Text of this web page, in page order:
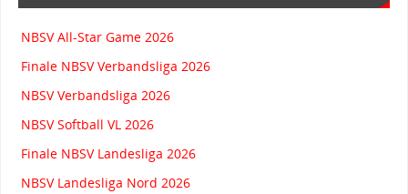
NBSV All-Star Game 2026
Finale NBSV Verbandsliga 2026
NBSV Verbandsliga 2026
NBSV Softball VL 2026
Finale NBSV Landesliga 2026
NBSV Landesliga Nord 2026